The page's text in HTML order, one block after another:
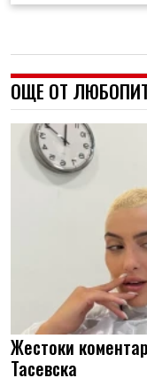
ОЩЕ ОТ
Жестоки
Тасевска